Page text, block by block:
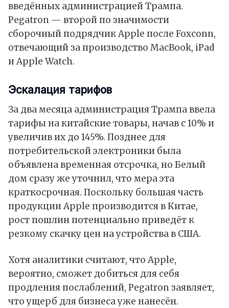
введённых администрацией Трампа.
Pegatron — второй по значимости
сборочный подрядчик Apple после Foxconn,
отвечающий за производство MacBook, iPad
иApple Watch.
Эскалация тарифов
За два месяца администрация Трампа ввела
тарифы на китайские товары, начав с 10% и
увеличив их до 145%. Позднее для
потребительской электроники была
объявлена временная отсрочка, но Белый
дом сразу же уточнил, что мера эта
краткосрочная. Поскольку большая часть
продукцииApple производится в Китае,
рост пошлин потенциально приведёт к
резкому скачку цен на устройства в США.
Хотя аналитики считают, что Apple,
вероятно, сможет добиться для себя
продления послаблений, Pegatron заявляет,
что ущерб для бизнеса уже нанесён.